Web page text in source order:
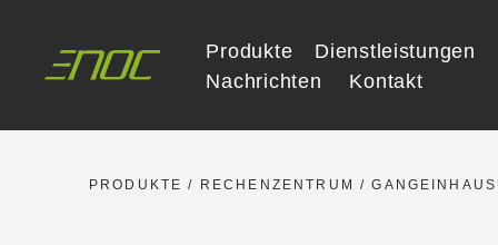
content
Produkte Dienstleistungen
Nachrichten
Kontakt
PRODUKTE / RECHENZENTRUM /